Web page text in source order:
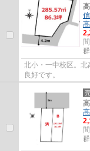
北小・一中校区。
良好です。